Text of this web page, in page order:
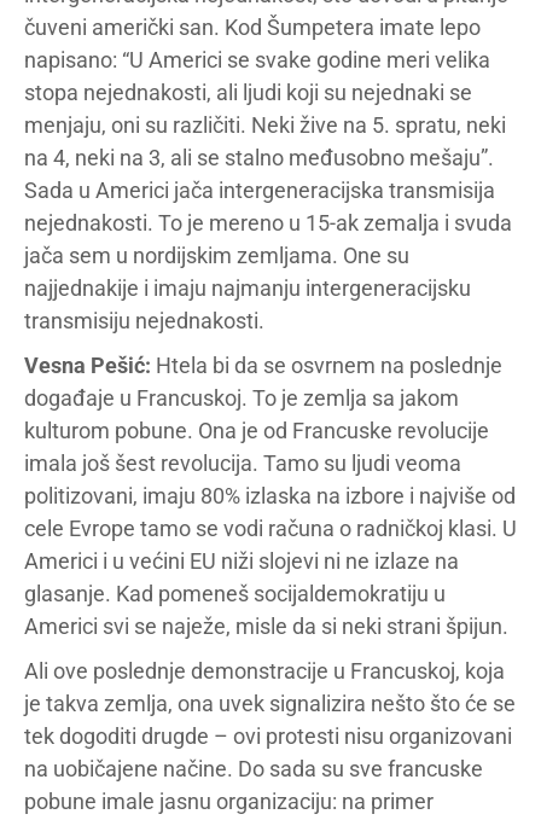
čuveni američki san. Kod Šumpetera imate lepo
napisano: “U Americi se svake godine meri velika
stopa nejednakosti, ali ljudi koji su nejednaki se
menjaju, oni su različiti. Neki žive na 5. spratu, neki
na 4, neki na 3, ali se stalno međusobno mešaju”.
Sada u Americi jača intergeneracijska transmisija
nejednakosti. To je mereno u 15-ak zemalja i svuda
jača sem u nordijskim zemljama. One su
najjednakije i imaju najmanju intergeneracijsku
transmisiju nejednakosti.
Vesna Pešić: Htela bi da se osvrnem na poslednje
događaje u Francuskoj. To je zemlja sa jakom
kulturom pobune. Ona je od Francuske revolucije
imala još šest revolucija. Tamo su ljudi veoma
politizovani, imaju 80% izlaska na izbore i najviše od
cele Evrope tamo se vodi računa o radničkoj klasi. U
Americi i u većini EU niži slojevi ni ne izlaze na
glasanje. Kad pomeneš socijaldemokratiju u
Americi svi se naježe, misle da si neki strani špijun.
Ali ove poslednje demonstracije u Francuskoj, koja
je takva zemlja, ona uvek signalizira nešto što će se
tek dogoditi drugde – ovi protesti nisu organizovani
na uobičajene načine. Do sada su sve francuske
pobune imale jasnu organizaciju: na primer